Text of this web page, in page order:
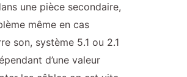
une pièce secondaire,
même en cas
son, système 5.1 ou 2.1
d’une valeur